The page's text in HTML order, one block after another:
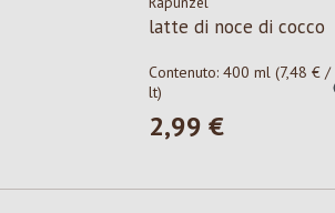
latte di noce di cocco
Contenuto: 400 ml (7,48 € /
lt)
Prezzo normale:
2,99 €